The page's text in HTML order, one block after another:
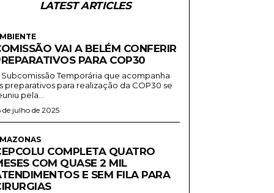
LATEST ARTICLES
VAI A BELÉM CONFERIR
PARA COP30
Subcomissão Temporária que acompanha
preparativos para realização da COP30 se
pela...
de julho de 2025
COMPLETA QUATRO
COM QUASE 2 MIL
E SEM FILA PARA